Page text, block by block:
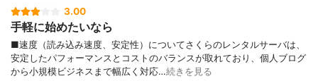
3.00
手軽に始めたいなら
■速度（読み込み速度、安定性）についてさくらのレンタルサーバは、
安定したパフォーマンスとコストのバランスが取れており、個人ブログ
から小規模ビジネスまで幅広く対応…続きを見る